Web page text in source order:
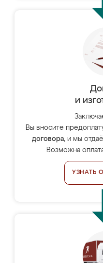
и
Вы вносите
договора, и мы
Возможна
УЗНАТЬ